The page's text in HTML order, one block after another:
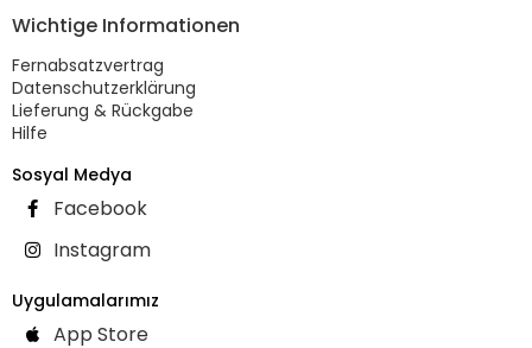
Wichtige Informationen
Fernabsatzvertrag
Datenschutzerklärung
Lieferung & Rückgabe
Hilfe
Sosyal Medya
Facebook
Instagram
Uygulamalarımız
App Store